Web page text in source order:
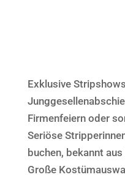
Exklusive
Firmenfeiern oder
Seriöse
buchen, bekannt
Große